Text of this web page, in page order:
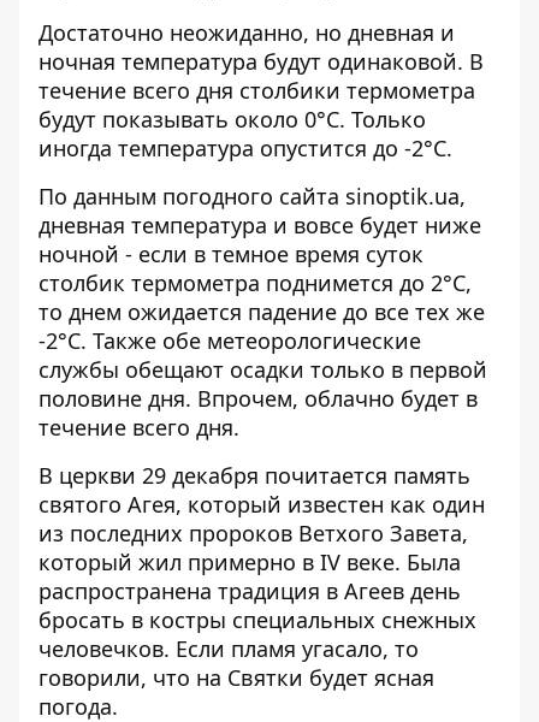
Достаточно неожиданно, но дневная и
ночная температура будут одинаковой. В
течение всего дня столбики термометра
будут показывать около 0°C. Только
иногда температура опустится до -2°C.
По данным погодного сайта sinoptik.ua,
дневная температура и вовсе будет ниже
ночной - если в темное время суток
столбик термометра поднимется до 2°C,
то днем ожидается падение до все тех же
-2°C. Также обе метеорологические
службы обещают осадки только в первой
половине дня. Впрочем, облачно будет в
течение всего дня.
В церкви 29 декабря почитается память
святого Агея, который известен как один
из последних пророков Ветхого Завета,
который жил примерно в IV веке. Была
распространена традиция в Агеев день
бросать в костры специальных снежных
человечков. Если пламя угасало, то
говорили, что на Святки будет ясная
погода.